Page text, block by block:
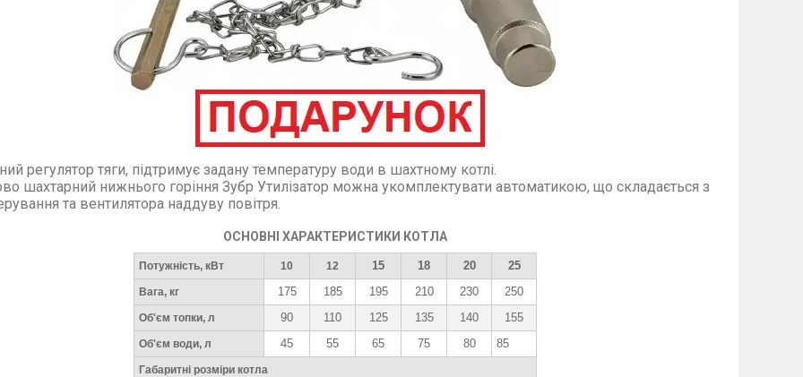
регулятор тяги, підтримує задану температуру води в шахтному котлі.
шахтарний нижнього горіння Зубр Утилізатор можна укомплектувати автоматикою, що складається з
та вентилятора наддуву повітря.
ОСНОВНІ ХАРАКТЕРИСТИКИ КОТЛА
Потужність, кВт 10 12 15 18 20 25
Вага, кг 175 185 195 210 230 250
Об'єм топки, л 90 110 125 135 140 155
Об'єм води, л 45 55 65 75 80 85
Габаритні розміри котла